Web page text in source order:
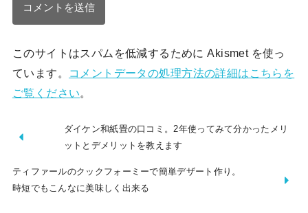
このサイトはスパムを低減するために Akismet を使っ
ています。
コメントデータの処理方法の詳細はこちらを
ご覧ください
ダイケン和紙畳の口コミ。2年使ってみて分かったメリ
ットとデメリットを教えます
ティファールのクックフォーミーで簡単デザート作り。
時短でもこんなに美味しく出来る